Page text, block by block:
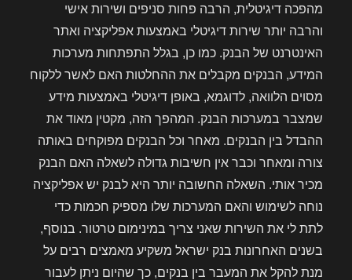
מהפכה דיגיטלית, הרבה פחות סניפים ושירות אישי
והרבה יותר שירות דיגיטלי באמצעות אפליקציה ואתר
האינטרנט של הבנק. כמו כן, בגלל התפתחות מערכות
המידע, הבנקים מקבלים את ההחלטות האם לאשר ללקוח
מסוים הלוואה, לדוגמא, באופן דיגיטלי באמצעות מידע
שמצבר במערכות הבנק. המהפך הזה, מקטין מאוד את
ההבדל בין הבנקים. מאחר וכל הבנקים מפוקחים באותה
צורה ומאחר וכבר אין חשיבות גדולה לשאלה האם הבנק
מכיר אותי. השאלה החשובה יותר היא לבנק יש אפליקציה
נוחה לשימוש והאם המערכות שלו מספיק חכמות כדי
לתת לי את השירות שאני צריך במינימום טרטור. בנוסף,
בשנים האחרונות בנק ישראל משקיע מאמצים רבים על
מנת להקל את המעבר בין בנקים, כך שהיום ניתן לעבור